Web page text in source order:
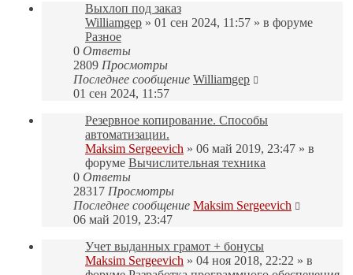
Выхлоп под заказ
Williamgep » 01 сен 2024, 11:57 » в форуме
Разное
0 Ответы
2809 Просмотры
Последнее сообщение Williamgep
01 сен 2024, 11:57
Резервное копирование. Способы
автоматизации.
Maksim Sergeevich » 06 май 2019, 23:47 » в
форуме Вычислительная техника
0 Ответы
28317 Просмотры
Последнее сообщение Maksim Sergeevich
06 май 2019, 23:47
Учет выданных грамот + бонусы
Maksim Sergeevich » 04 ноя 2018, 22:22 » в